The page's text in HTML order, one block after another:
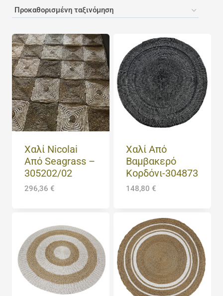
Χαλί Nicolai
Από Seagrass –
305202/02
296,36 €
Χαλί Από
Βαμβακερό
Κορδόνι-304873
148,80 €